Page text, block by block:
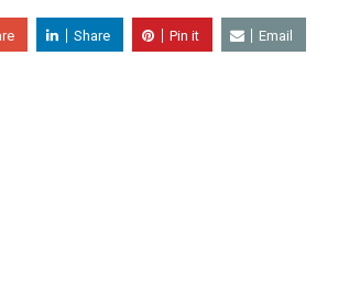
Share Pin it Email